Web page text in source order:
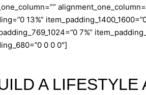
13%”
7%”
0 0 0″]
A LIFESTYLE